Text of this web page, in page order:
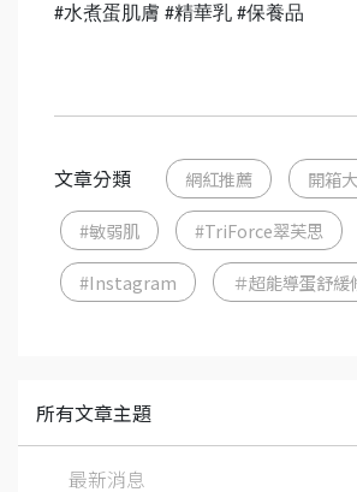
#水煮蛋肌膚 #精華乳 #保養品
文章分類 網紅推薦 開箱
#敏弱肌 #TriForce翠芙思
#Instagram ＃超能導蛋舒緩
所有文章主題
最新消息